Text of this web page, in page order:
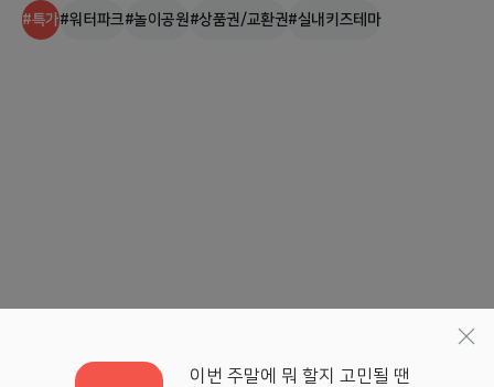
이번 주말에 뭐 할지 고민될 땐
#특가#워터파크#놀이공원#상품권/교환권#실내키즈테마